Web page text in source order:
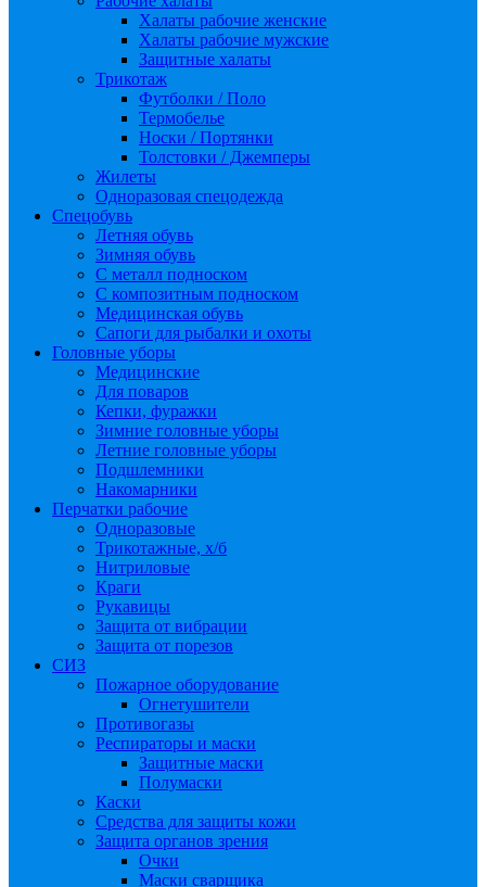
Халаты рабочие женские
Халаты рабочие мужские
Защитные халаты
Трикотаж
Футболки / Поло
Термобелье
Носки / Портянки
Толстовки / Джемперы
Жилеты
Одноразовая спецодежда
Спецобувь
Летняя обувь
Зимняя обувь
С металл подноском
С композитным подноском
Медицинская обувь
Сапоги для рыбалки и охоты
Головные уборы
Медицинские
Для поваров
Кепки, фуражки
Зимние головные уборы
Летние головные уборы
Подшлемники
Накомарники
Перчатки рабочие
Одноразовые
Трикотажные, х/б
Нитриловые
Краги
Рукавицы
Защита от вибрации
Защита от порезов
СИЗ
Пожарное оборудование
Огнетушители
Противогазы
Респираторы и маски
Защитные маски
Полумаски
Каски
Средства для защиты кожи
Защита органов зрения
Очки
Маски сварщика